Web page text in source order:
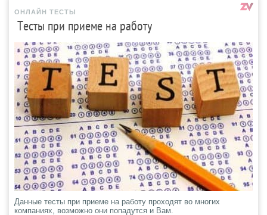
ОНЛАЙН ТЕСТЫ
Тесты при приеме на работу
Данные тесты при приеме на работу проходят во многих
компаниях, возможно они попадутся и Вам.